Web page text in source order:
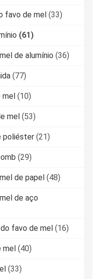
favo de mel (33)
(61)
de alumínio (36)
(77)
(10)
mel (53)
poliéster (21)
(29)
de papel (48)
de aço
favo de mel (16)
(40)
(33)